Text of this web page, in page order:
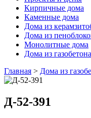
Кирпичные дома
Каменные дома
Дома из
Дома из
Монолитные дома
Дома из газобетона
Главная > Дома из
Д-52-391